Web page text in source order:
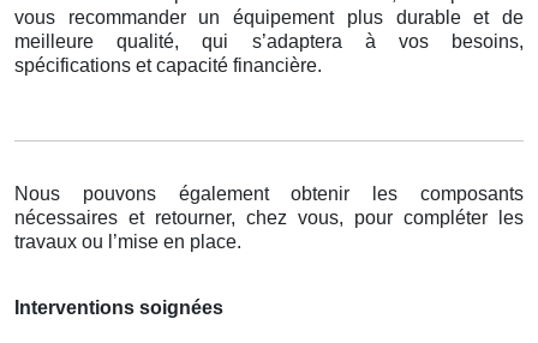
vous recommander un équipement plus durable et de
meilleure qualité, qui s’adaptera à vos besoins,
spécifications et capacité financière.
Nous pouvons également obtenir les composants
nécessaires et retourner, chez vous, pour compléter les
travaux ou l’mise en place.
Interventions soignées